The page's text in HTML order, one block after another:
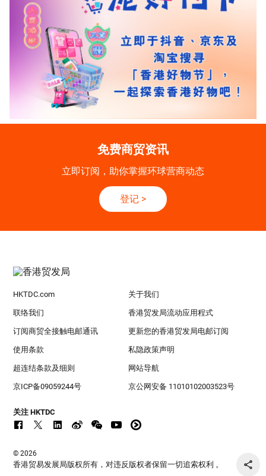
免费商贸资讯
立即订阅，助你掌握环球营商动态
登记 >
HKTDC.com 关于我们
联络我们 香港贸发局流动应用程式
订阅商贸全接触电邮通讯 更新您的香港贸发局电邮订阅
使用条款 私隐政策声明
超连结条款及细则 网站导航
京ICP备09059244号 京公网安备 11010102003523号
关注 HKTDC
© 2026
香港贸易发展局版权所有，对违反版权者保留一切追索权利 。